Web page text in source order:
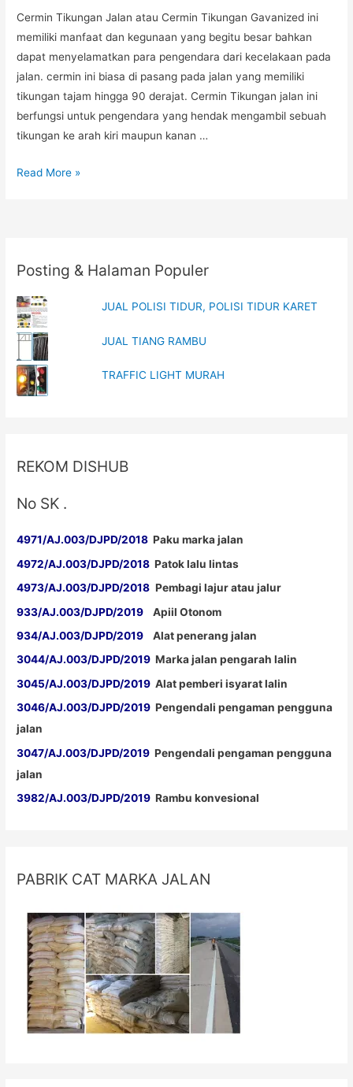
Cermin Tikungan Jalan atau Cermin Tikungan Gavanized ini
memiliki manfaat dan kegunaan yang begitu besar bahkan
dapat menyelamatkan para pengendara dari kecelakaan pada
jalan. cermin ini biasa di pasang pada jalan yang memiliki
tikungan tajam hingga 90 derajat. Cermin Tikungan jalan ini
berfungsi untuk pengendara yang hendak mengambil sebuah
tikungan ke arah kiri maupun kanan …
CERMIN
Read More »
Posting & Halaman Populer
JUAL POLISI TIDUR, POLISI TIDUR KARET
JUAL TIANG RAMBU
TRAFFIC LIGHT MURAH
REKOM DISHUB
No SK .
4971/AJ.003/DJPD/2018 Paku marka jalan
4972/AJ.003/DJPD/2018 Patok lalu lintas
4973/AJ.003/DJPD/2018 Pembagi lajur atau jalur
933/AJ.003/DJPD/2019 Apiil Otonom
934/AJ.003/DJPD/2019 Alat penerang jalan
3044/AJ.003/DJPD/2019 Marka jalan pengarah lalin
3045/AJ.003/DJPD/2019 Alat pemberi isyarat lalin
3046/AJ.003/DJPD/2019 Pengendali pengaman pengguna
jalan
3047/AJ.003/DJPD/2019 Pengendali pengaman pengguna
jalan
3982/AJ.003/DJPD/2019 Rambu konvesional
PABRIK CAT MARKA JALAN